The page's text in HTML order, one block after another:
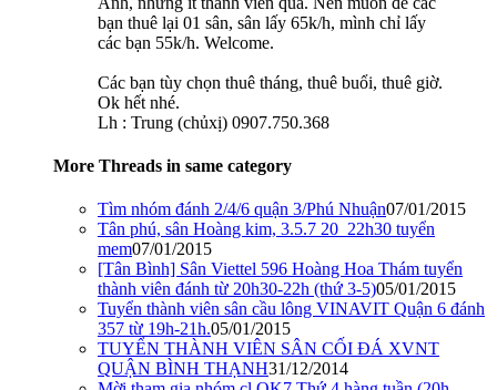
bạn thuê lại 01 sân, sân lấy 65k/h, mình chỉ lấy
các bạn 55k/h. Welcome.
Các bạn tùy chọn thuê tháng, thuê buổi, thuê giờ.
Ok hết nhé.
Lh : Trung (chủxị) 0907.750.368
More Threads in same category
Tìm nhóm đánh 2/4/6 quận 3/Phú Nhuận07/01/2015
Tân phú, sân Hoàng kim, 3.5.7 20_22h30 tuyển
mem07/01/2015
[Tân Bình] Sân Viettel 596 Hoàng Hoa Thám tuyển
thành viên đánh từ 20h30-22h (thứ 3-5)05/01/2015
Tuyển thành viên sân cầu lông VINAVIT Quận 6 đánh
357 từ 19h-21h.05/01/2015
TUYỂN THÀNH VIÊN SÂN CỐI ĐÁ XVNT
QUẬN BÌNH THẠNH31/12/2014